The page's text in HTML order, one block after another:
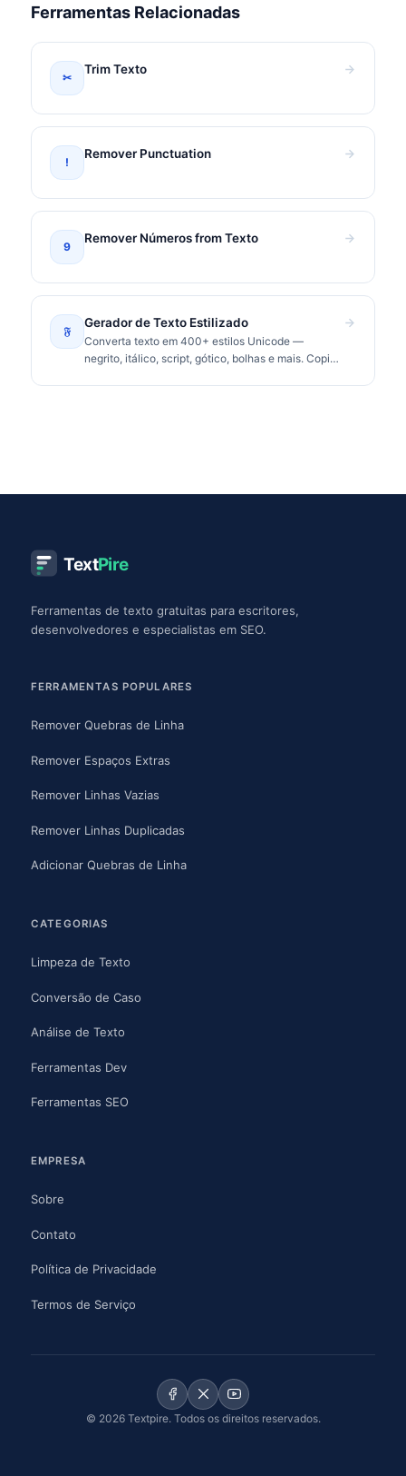
Ferramentas Relacionadas
✂
Trim Texto
!
Remover Punctuation
9
Remover Números from Texto
𝔉
Gerador de Texto Estilizado
Converta texto em 400+ estilos Unicode —
negrito, itálico, script, gótico, bolhas e mais. Copie
TextPire
Ferramentas de texto gratuitas para escritores,
desenvolvedores e especialistas em SEO.
FERRAMENTAS POPULARES
Remover Quebras de Linha
Remover Espaços Extras
Remover Linhas Vazias
Remover Linhas Duplicadas
Adicionar Quebras de Linha
CATEGORIAS
Limpeza de Texto
Conversão de Caso
Análise de Texto
Ferramentas Dev
Ferramentas SEO
EMPRESA
Sobre
Contato
Política de Privacidade
Termos de Serviço
© 2026 Textpire. Todos os direitos reservados.